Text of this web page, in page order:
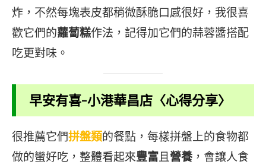
炸，不然每塊表皮都稍微酥脆口感很好，我很喜
歡它們的蘿蔔糕作法，記得加它們的蒜蓉醬搭配
吃更對味。
早安有喜-小港華昌店〈心得分享〉
很推薦它們拼盤類的餐點，每樣拼盤上的食物都
做的蠻好吃，整體看起來豐富 且 營養，會讓人食